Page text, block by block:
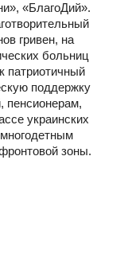
«БлагоДий».
гривен, на
больниц
патриотичный
поддержку
пенсионерам,
украинских
зоны.